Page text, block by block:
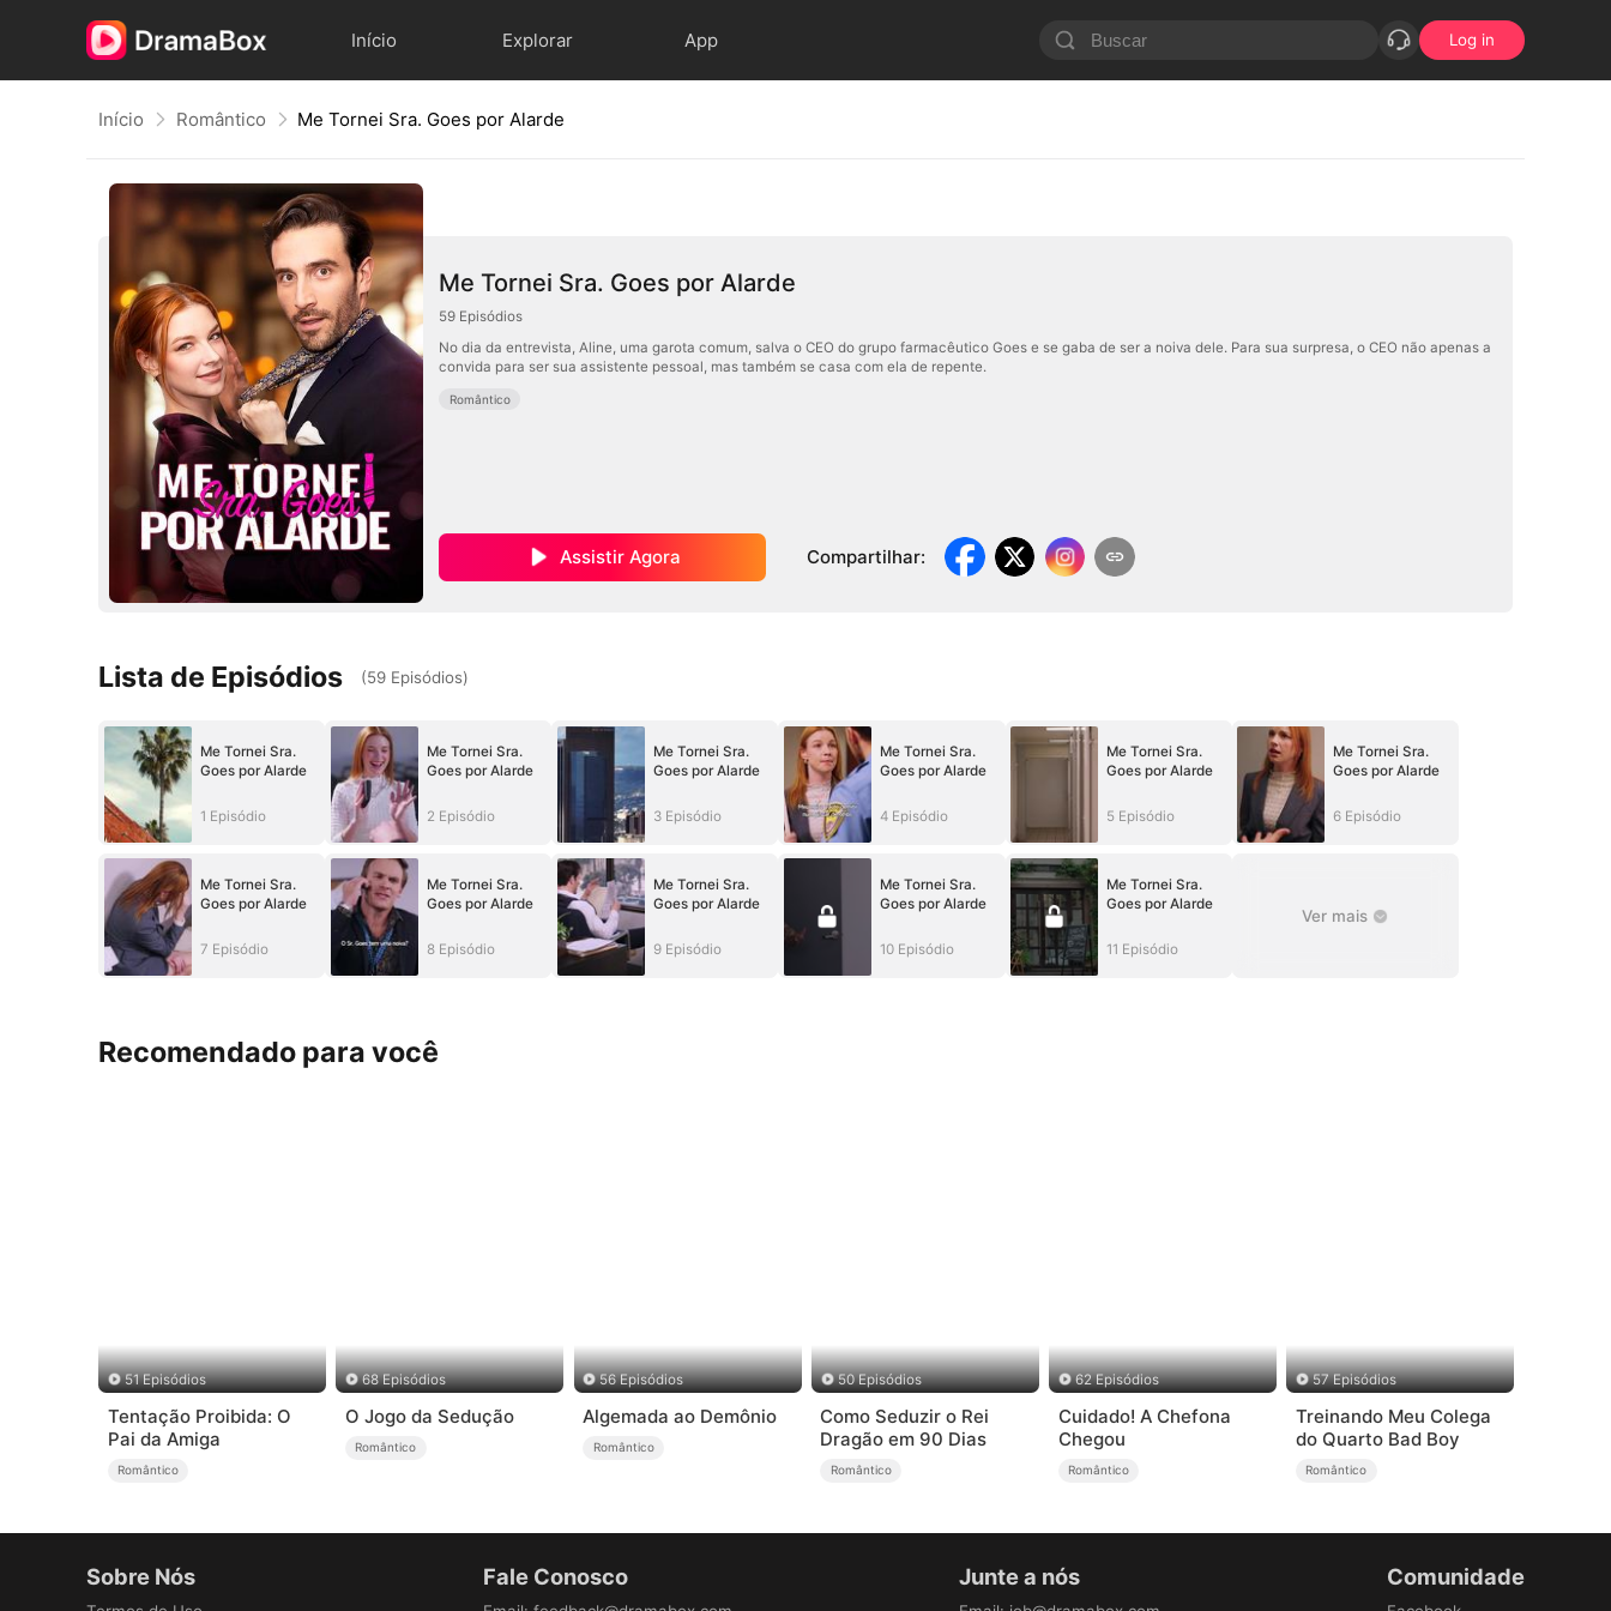
Início Explorar App Log in
Início Romântico Me Tornei Sra. Goes por Alarde
Me Tornei Sra. Goes por Alarde
59 Episódios
No dia da entrevista, Aline, uma garota comum, salva o CEO do grupo farmacêutico Goes e se gaba de ser a noiva dele. Para sua surpresa, o CEO não apenas a
convida para ser sua assistente pessoal, mas também se casa com ela de repente.
Romântico
Assistir Agora Compartilhar:
Lista de Episódios (59 Episódios)
Me Tornei Sra.
Goes por Alarde
1 Episódio
Me Tornei Sra.
Goes por Alarde
2 Episódio
Me Tornei Sra.
Goes por Alarde
3 Episódio
Me Tornei Sra.
Goes por Alarde
4 Episódio
Me Tornei Sra.
Goes por Alarde
5 Episódio
Me Tornei Sra.
Goes por Alarde
6 Episódio
Me Tornei Sra.
Goes por Alarde
7 Episódio
Me Tornei Sra.
Goes por Alarde
8 Episódio
Me Tornei Sra.
Goes por Alarde
9 Episódio
Me Tornei Sra.
Goes por Alarde
10 Episódio
Me Tornei Sra.
Goes por Alarde
11 Episódio
Ver mais
Recomendado para você
51 Episódios
Tentação Proibida: O
Pai da Amiga
Romântico
68 Episódios
O Jogo da Sedução
Romântico
56 Episódios
Algemada ao Demônio
Romântico
50 Episódios
Como Seduzir o Rei
Dragão em 90 Dias
Romântico
62 Episódios
Cuidado! A Chefona
Chegou
Romântico
57 Episódios
Treinando Meu Colega
do Quarto Bad Boy
Romântico
Sobre Nós Fale Conosco Junte a nós Comunidade